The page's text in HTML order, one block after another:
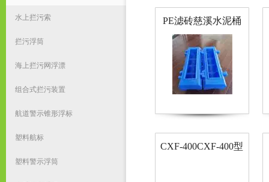
水上拦污索
拦污浮筒
海上拦污网浮漂
组合式拦污装置
航道警示锥形浮标
塑料航标
塑料警示浮筒
PE滤砖慈溪水泥桶
滤砖 生产厂家
CXF-400CXF-400型